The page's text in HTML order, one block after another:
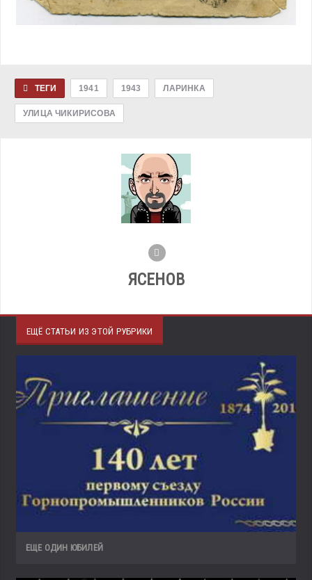
ТЕГИ 1941 1943 ЛАРИНКА
УЛИЦА ЧИКИРИСОВА
ЯСЕНОВ
ЕЩЁ СТАТЬИ ИЗ ЭТОЙ РУБРИКИ
ЕЩЕ ОДИН ЮБИЛЕЙ